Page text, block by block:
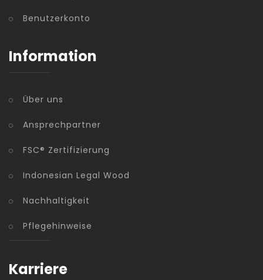
Benutzerkonto
Information
Über uns
Ansprechpartner
FSC® Zertifizierung
Indonesian Legal Wood
Nachhaltigkeit
Pflegehinweise
Karriere